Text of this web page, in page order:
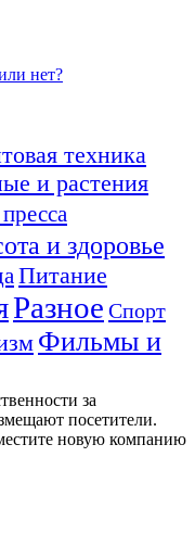
нет?
техника
и растения
и здоровье
Питание
Разное Спорт
Фильмы и
за
посетители.
новую компанию